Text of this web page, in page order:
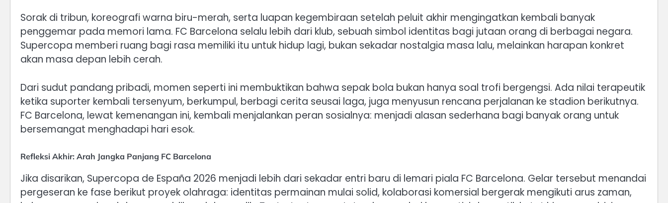
Sorak di tribun, koreografi warna biru-merah, serta luapan kegembiraan setelah peluit akhir mengingatkan kembali banyak
penggemar pada memori lama. FC Barcelona selalu lebih dari klub, sebuah simbol identitas bagi jutaan orang di berbagai negara.
Supercopa memberi ruang bagi rasa memiliki itu untuk hidup lagi, bukan sekadar nostalgia masa lalu, melainkan harapan konkret
akan masa depan lebih cerah.
Dari sudut pandang pribadi, momen seperti ini membuktikan bahwa sepak bola bukan hanya soal trofi bergengsi. Ada nilai terapeutik
ketika suporter kembali tersenyum, berkumpul, berbagi cerita seusai laga, juga menyusun rencana perjalanan ke stadion berikutnya.
FC Barcelona, lewat kemenangan ini, kembali menjalankan peran sosialnya: menjadi alasan sederhana bagi banyak orang untuk
bersemangat menghadapi hari esok.
Refleksi Akhir: Arah Jangka Panjang FC Barcelona
Jika disarikan, Supercopa de España 2026 menjadi lebih dari sekadar entri baru di lemari piala FC Barcelona. Gelar tersebut menandai
pergeseran ke fase berikut proyek olahraga: identitas permainan mulai solid, kolaborasi komersial bergerak mengikuti arus zaman,